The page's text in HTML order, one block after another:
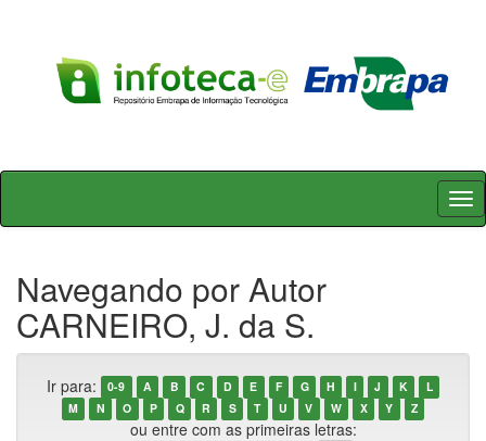
Skip
Navegando por Autor
CARNEIRO, J. da S.
Ir para: 0-9 A B C D E F G H I J K
L
M
N O P Q R S T U V W X Y Z
ou entre com as primeiras letras: